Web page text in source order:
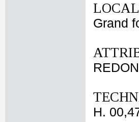
Grand
H.